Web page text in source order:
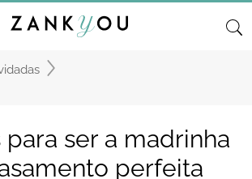
para ser a madrinha
perfeita